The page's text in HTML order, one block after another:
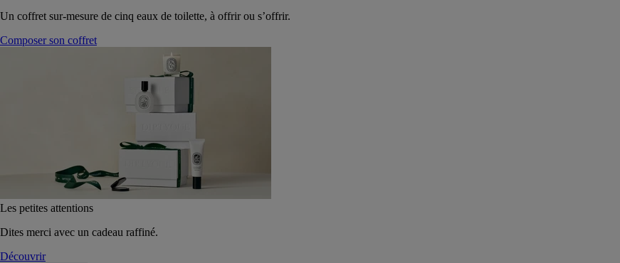
Un coffret sur-mesure de cinq eaux de toilette, à offrir ou s’offrir.
Composer son coffret
Les petites attentions
Dites merci avec un cadeau raffiné.
Découvrir